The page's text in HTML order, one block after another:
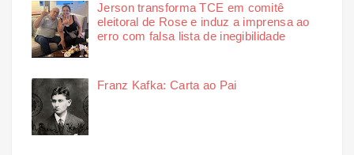
Jerson transforma TCE em comitê
eleitoral de Rose e induz a imprensa ao
erro com falsa lista de inegibilidade
Franz Kafka: Carta ao Pai